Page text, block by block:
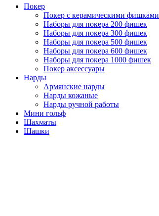
Покер
Покер с керамическими фишками
Наборы для покера 200 фишек
Наборы для покера 300 фишек
Наборы для покера 500 фишек
Наборы для покера 600 фишек
Наборы для покера 1000 фишек
Покер аксессуары
Нарды
Армянские нарды
Нарды кожаные
Нарды ручной работы
Мини гольф
Шахматы
Шашки